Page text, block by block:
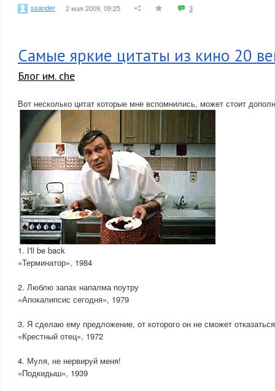
ssander 2 мая 2009, 09:25 3
Самые яркие цитаты из кино 20
Блог им. che
Вот несколько цитат которые мне вспомнились, может стоит
1. I'll be back
«Терминатор», 1984
2. Люблю запах напалма поутру
«Апокалипсис сегодня», 1979
3. Я сделаю ему предложение, от которого он не сможет отказаться
«Крестный отец», 1972
4. Муля, не нервируй меня!
«Подкидыш», 1939